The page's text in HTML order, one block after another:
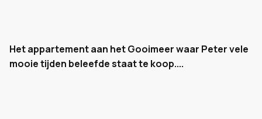
Het appartement aan het Gooimeer waar Peter vele
mooie tijden beleefde staat te koop....